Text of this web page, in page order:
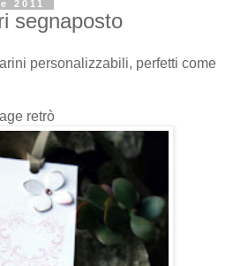
2011
segnaposto
personalizzabili, perfetti come
retrò